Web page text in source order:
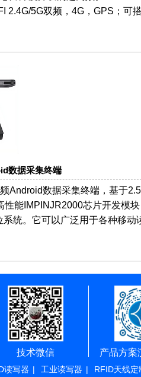
2.4G/5G双频，4G，GPS；可
数据采集终端
Android数据采集终端，基于
能IMPINJR2000芯片开发模
统。它可以广泛用于各种移
技术微信 产品方案
读写器 | 工业读写器 | RFID天线定